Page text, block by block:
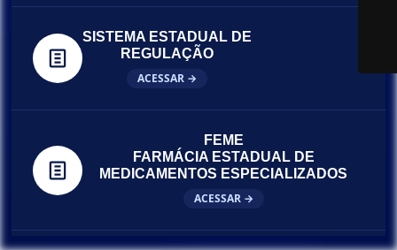
SISTEMA ESTADUAL DE
REGULAÇÃO
ACESSAR →
FEME
FARMÁCIA ESTADUAL DE
MEDICAMENTOS ESPECIALIZADOS
ACESSAR →